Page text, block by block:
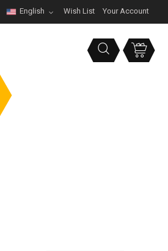
Wish List Your Account
English